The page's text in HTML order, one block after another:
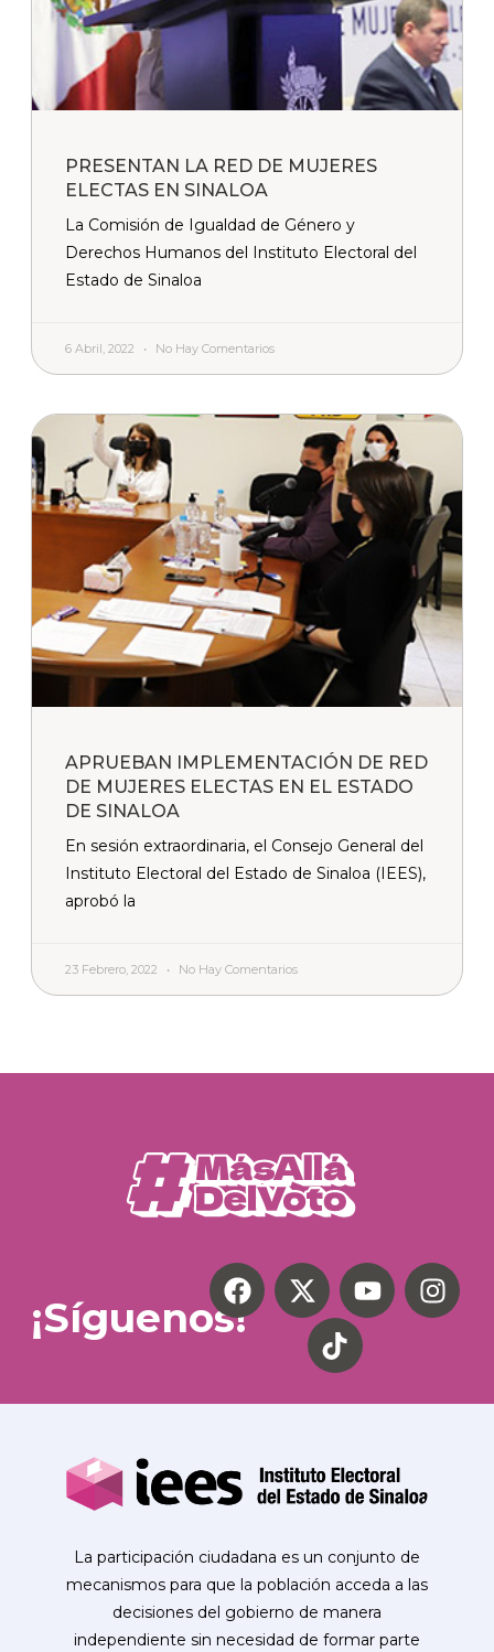
PRESENTAN LA RED DE MUJERES
ELECTAS EN SINALOA
La Comisión de Igualdad de Género y
Derechos Humanos del Instituto Electoral del
Estado de Sinaloa
6 Abril, 2022 No Hay Comentarios
APRUEBAN IMPLEMENTACIÓN DE RED
DE MUJERES ELECTAS EN EL ESTADO
DE SINALOA
En sesión extraordinaria, el Consejo General del
Instituto Electoral del Estado de Sinaloa (IEES),
aprobó la
23 Febrero, 2022 No Hay Comentarios
¡Síguenos!
La participación ciudadana es un conjunto de
mecanismos para que la población acceda a las
decisiones del gobierno de manera
independiente sin necesidad de formar parte